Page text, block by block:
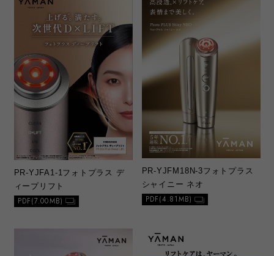
PR-YJFA1-1 フォトプラス デ
ィープリフト
PDF(7.00MB)
PR-YJFM18N-3フォトプラス
シャイニー ネオ
PDF(4.81MB)